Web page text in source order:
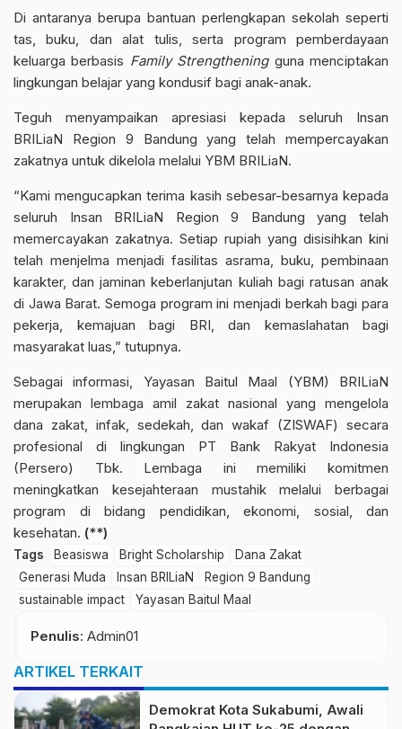
Di antaranya berupa bantuan perlengkapan sekolah seperti
tas, buku, dan alat tulis, serta program pemberdayaan
keluarga berbasis Family Strengtheningguna menciptakan
lingkungan belajar yang kondusif bagi anak-anak.
Teguh menyampaikan apresiasi kepada seluruh Insan
BRILiaN Region 9 Bandung yang telah mempercayakan
zakatnya untuk dikelola melalui YBM BRILiaN.
“Kami mengucapkan terima kasih sebesar-besarnya kepada
seluruh Insan BRILiaN Region 9 Bandung yang telah
memercayakan zakatnya. Setiap rupiah yang disisihkan kini
telah menjelma menjadi fasilitas asrama, buku, pembinaan
karakter, dan jaminan keberlanjutan kuliah bagi ratusan anak
di Jawa Barat. Semoga program ini menjadi berkah bagi para
pekerja, kemajuan bagi BRI, dan kemaslahatan bagi
masyarakat luas,” tutupnya.
Sebagai informasi, Yayasan Baitul Maal (YBM) BRILiaN
merupakan lembaga amil zakat nasional yang mengelola
dana zakat, infak, sedekah, dan wakaf (ZISWAF) secara
profesional di lingkungan PT Bank Rakyat Indonesia
(Persero) Tbk. Lembaga ini memiliki komitmen
meningkatkan kesejahteraan mustahik melalui berbagai
program di bidang pendidikan, ekonomi, sosial, dan
kesehatan. (**)
Tags Beasiswa Bright Scholarship
Dana Zakat
Generasi Muda
Insan BRILiaN
Region 9 Bandung
sustainable impact
Yayasan Baitul Maal
Penulis: Admin01
ARTIKEL TERKAIT
Demokrat Kota Sukabumi, Awali